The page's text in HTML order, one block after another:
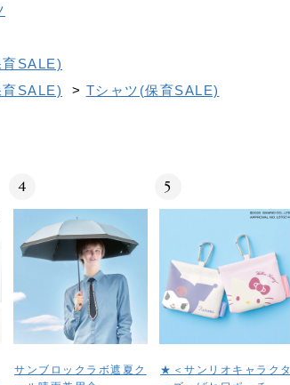
育SALE)
育SALE) > Tシャツ(保育SALE)
4
サンブロックラボ遮夏ク
5
★＜サンリオキャラクタ